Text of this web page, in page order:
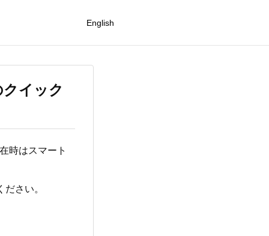
English
イック
時はスマート
さい。